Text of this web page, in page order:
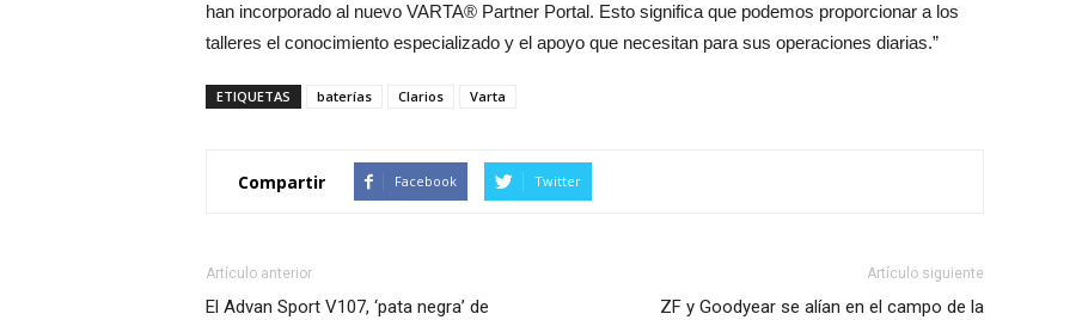
han incorporado al nuevo VARTA® Partner Portal. Esto significa que podemos proporcionar a los
talleres el conocimiento especializado y el apoyo que necesitan para sus operaciones diarias.”
ETIQUETAS baterías Clarios Varta
Compartir Facebook Twitter
Artículo anterior
El Advan Sport V107, ‘pata negra’ de
Artículo siguiente
ZF y Goodyear se alían en el campo de la